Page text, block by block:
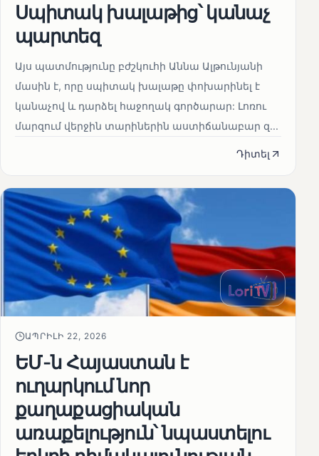
Սպիտակ խալաթից՝ կանաչ
պարտեզ
Այս պատմությունը բժշկուհի Աննա Ալթունյանի
մասին է, որը սպիտակ խալաթը փոխարինել է
կանաչով և դարձել հաջողակ գործարար: Լոռու
մարզում վերջին տարիներին աստիճանաբար զ...
Դիտել
ԱՊՐԻԼԻ 22, 2026
ԵՄ-ն Հայաստան է
ուղարկում նոր
քաղաքացիական
առաքելություն՝ նպաստելու